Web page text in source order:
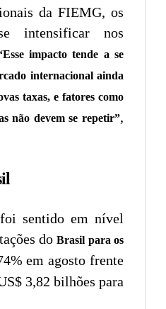
da FIEMG, os
intensificar nos
impacto tende a se
internacional ainda
taxas, e fatores como
não devem se repetir”,
sentido em nível
doBrasil para os
em agosto frente
3,82 bilhões para